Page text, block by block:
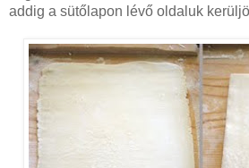
addig a sütőlapon lévő oldaluk